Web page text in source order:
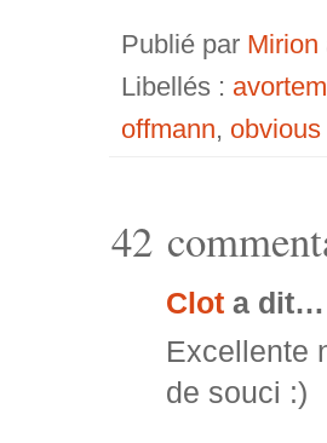
Publié par Mirion
Libellés :
offmann,
42
Clot a dit…
Excellente
de souci :)